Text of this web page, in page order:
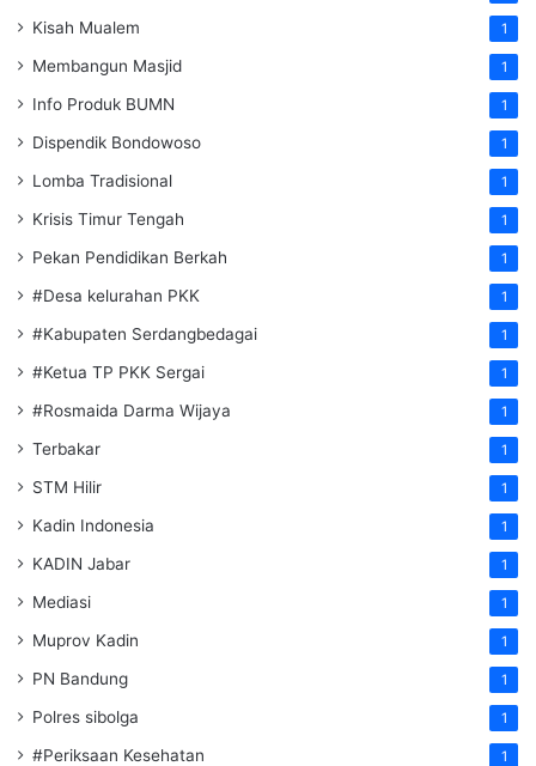
Kisah Mualem 1
Membangun Masjid 1
Info Produk BUMN 1
Dispendik Bondowoso 1
Lomba Tradisional 1
Krisis Timur Tengah 1
Pekan Pendidikan Berkah 1
#Desa kelurahan PKK 1
#Kabupaten Serdangbedagai 1
#Ketua TP PKK Sergai 1
#Rosmaida Darma Wijaya 1
Terbakar 1
STM Hilir 1
Kadin Indonesia 1
KADIN Jabar 1
Mediasi 1
Muprov Kadin 1
PN Bandung 1
Polres sibolga 1
#Periksaan Kesehatan 1